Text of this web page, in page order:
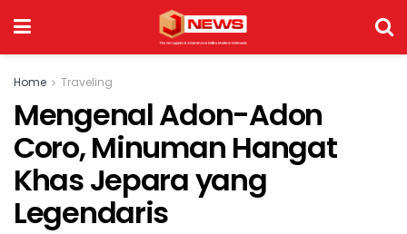
Home Traveling
Mengenal Adon-Adon
Coro, Minuman Hangat
Khas Jepara yang
Legendaris